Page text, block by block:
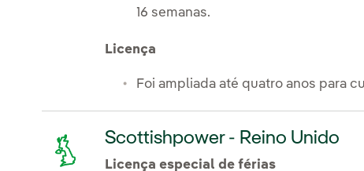
16 semanas.
Licença
Foi ampliada até quatro anos para
Scottishpower - Reino Unido
Licença especial de férias